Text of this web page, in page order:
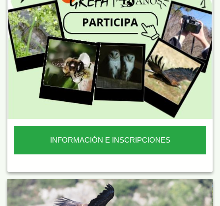
INFORMACIÓN E INSCRIPCIONES